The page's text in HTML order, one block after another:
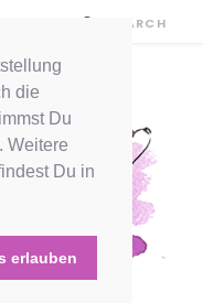
die
Du
Weitere
Du in
erlauben